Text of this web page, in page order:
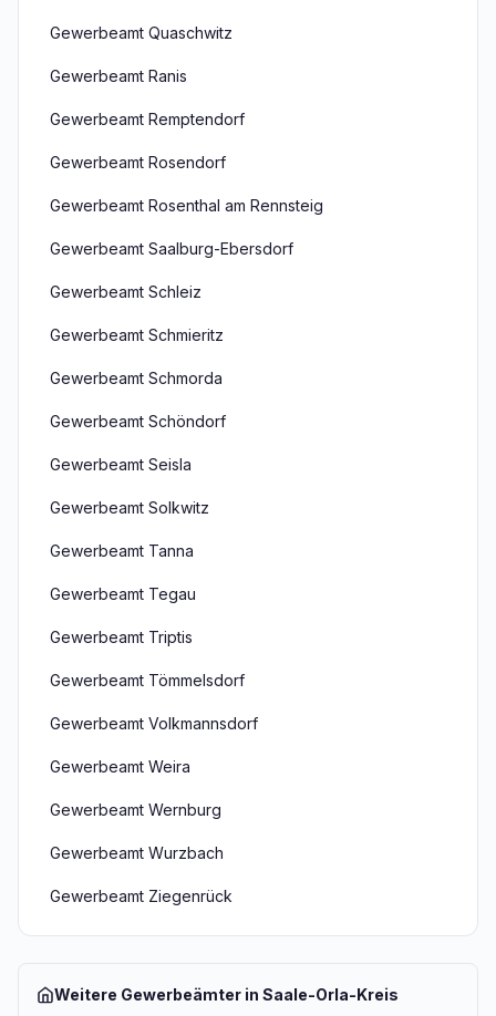
Gewerbeamt Quaschwitz
Gewerbeamt Ranis
Gewerbeamt Remptendorf
Gewerbeamt Rosendorf
Gewerbeamt Rosenthal am Rennsteig
Gewerbeamt Saalburg-Ebersdorf
Gewerbeamt Schleiz
Gewerbeamt Schmieritz
Gewerbeamt Schmorda
Gewerbeamt Schöndorf
Gewerbeamt Seisla
Gewerbeamt Solkwitz
Gewerbeamt Tanna
Gewerbeamt Tegau
Gewerbeamt Triptis
Gewerbeamt Tömmelsdorf
Gewerbeamt Volkmannsdorf
Gewerbeamt Weira
Gewerbeamt Wernburg
Gewerbeamt Wurzbach
Gewerbeamt Ziegenrück
Weitere Gewerbeämter in Saale-Orla-Kreis